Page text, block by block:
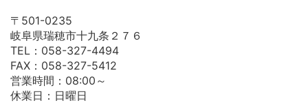
〒501-0235
岐阜県瑞穂市十九条２７６
TEL：058-327-4494
FAX：058-327-5412
営業時間：08:00～
休業日：日曜日